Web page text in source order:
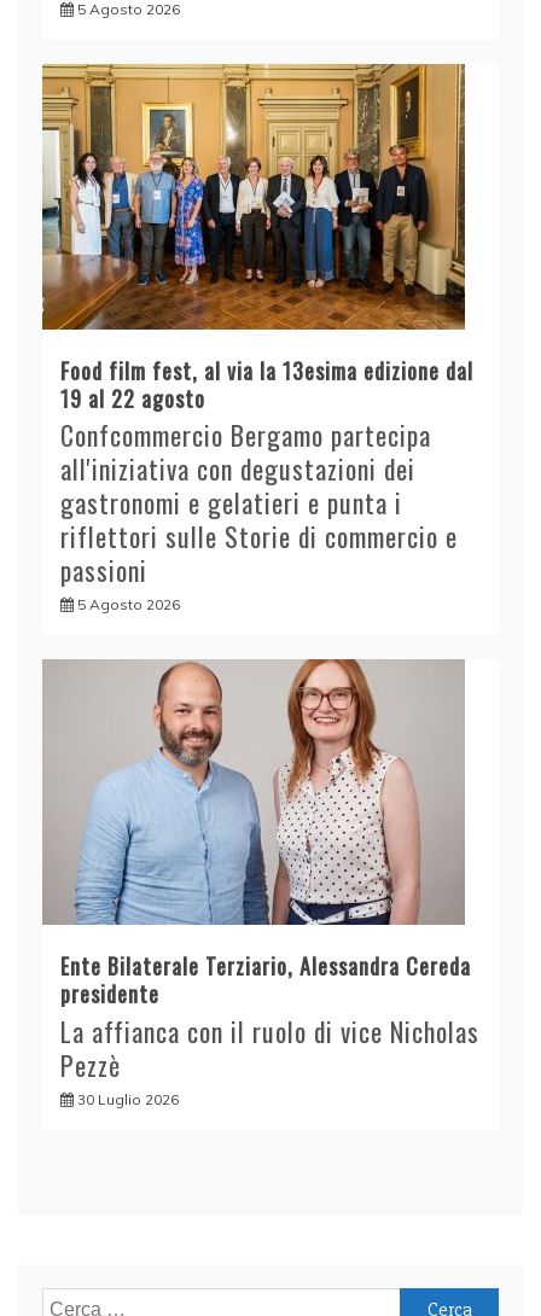
5 Agosto 2026
Food film fest, al via la 13esima edizione dal
19 al 22 agosto
Confcommercio Bergamo partecipa
all'iniziativa con degustazioni dei
gastronomi e gelatieri e punta i
riflettori sulle Storie di commercio e
passioni
5 Agosto 2026
Ente Bilaterale Terziario, Alessandra Cereda
presidente
La affianca con il ruolo di vice Nicholas
Pezzè
30 Luglio 2026
Ricerca